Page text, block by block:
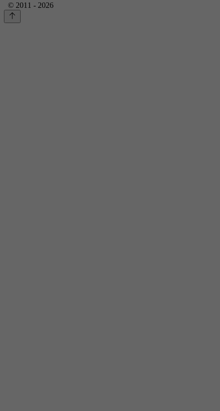
© 2011 - 2026